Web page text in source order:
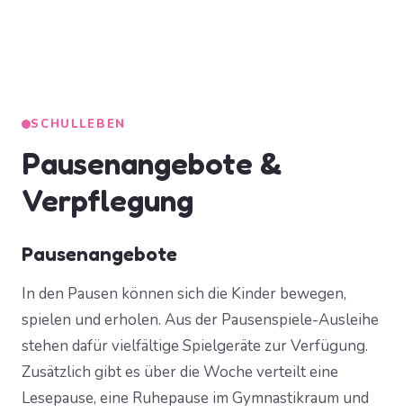
SCHULLEBEN
Pausenangebote &
Verpflegung
Pausenangebote
In den Pausen können sich die Kinder bewegen,
spielen und erholen. Aus der Pausenspiele-Ausleihe
stehen dafür vielfältige Spielgeräte zur Verfügung.
Zusätzlich gibt es über die Woche verteilt eine
Lesepause, eine Ruhepause im Gymnastikraum und